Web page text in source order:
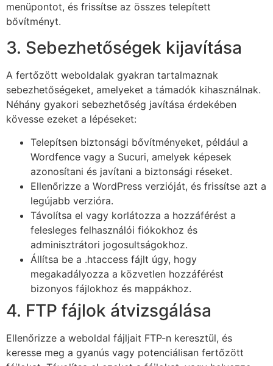
menüpontot, és frissítse az összes telepített
bővítményt.
3. Sebezhetőségek kijavítása
A fertőzött weboldalak gyakran tartalmaznak
sebezhetőségeket, amelyeket a támadók kihasználnak.
Néhány gyakori sebezhetőség javítása érdekében
kövesse ezeket a lépéseket:
Telepítsen biztonsági bővítményeket, például a
Wordfence vagy a Sucuri, amelyek képesek
azonosítani és javítani a biztonsági réseket.
Ellenőrizze a WordPress verzióját, és frissítse azt a
legújabb verzióra.
Távolítsa el vagy korlátozza a hozzáférést a
felesleges felhasználói fiókokhoz és
adminisztrátori jogosultságokhoz.
Állítsa be a .htaccess fájlt úgy, hogy
megakadályozza a közvetlen hozzáférést
bizonyos fájlokhoz és mappákhoz.
4. FTP fájlok átvizsgálása
Ellenőrizze a weboldal fájljait FTP-n keresztül, és
keresse meg a gyanús vagy potenciálisan fertőzött